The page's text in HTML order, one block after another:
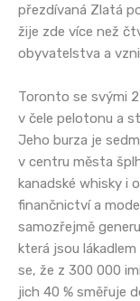
přezdívaná Zlatá
žije zde více než
obyvatelstva a
Toronto se svými
v čele pelotonu a
Jeho burza je
v centru města
kanadské whisky i
finančnictví a
samozřejmě
která jsou
se, že z 300 000
jich 40 % směřuje